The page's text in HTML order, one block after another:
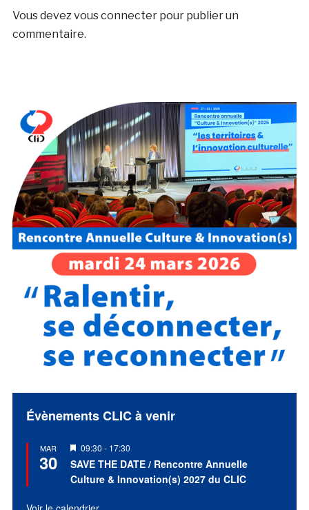
Vous devez vous connecterpour publier un
commentaire.
Évènements CLIC à venir
MAR
30
Mis
en
avant
09:30 - 17:30
SAVE THE DATE / Rencontre Annuelle
Culture & Innovation(s) 2027 du CLIC